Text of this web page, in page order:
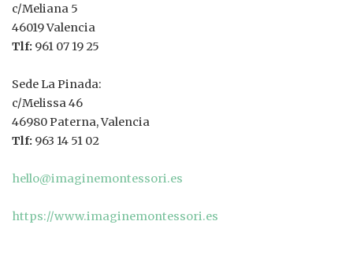
c/Meliana 5
46019 Valencia
Tlf: 961 07 19 25
Sede La Pinada:
c/Melissa 46
46980 Paterna, Valencia
Tlf: 963 14 51 02
hello@imaginemontessori.es
https://www.imaginemontessori.es